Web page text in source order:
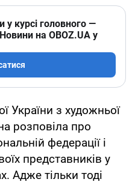
курсі головного —
на OBOZ.UA у
України з художньої
розповіла про
федерації і
представників у
Адже тільки тоді